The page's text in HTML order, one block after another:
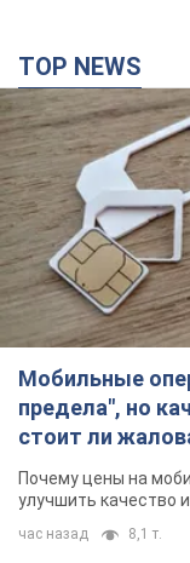
TOP NEWS
Мобильные
предела", но
стоит ли
Почему цены на
улучшить качество
час назад 8,1 т.